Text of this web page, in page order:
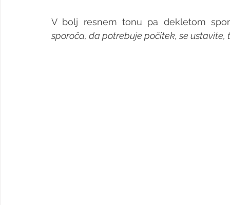
V bolj resnem tonu pa dekletom
sporoča, da potrebuje počitek, se